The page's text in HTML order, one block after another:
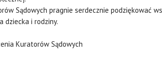
Sądowych pragnie serdecznie podziękować
dziecka i rodziny.
Kuratorów Sądowych